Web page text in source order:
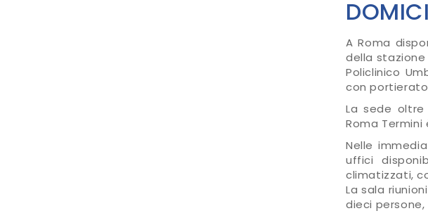
A Roma
della stazione
Policlinico
con
La sede
Roma
Nelle
uffici
climatizzati,
La sala
dieci